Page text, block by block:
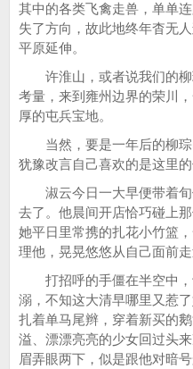
其中的各类飞禽走兽，单单
失了方向，故此地终年杳无
平原延伸。
许淮山，或者说我们的柳
考量，来到雍州边界的荣川
厚的屯兵宝地。
当然，要是一年后的柳琮
犹豫改言自己喜欢的是这里的
淑云今日一大早便带着旬
去了。他晨间开店恰巧碰上
她平日里常携的扎花小竹篮
理他，晃晃悠悠从自己面前走
打招呼的手僵在半空中，
溺，不知这大清早哪里又惹
扎着单马尾辫，穿着新买的
溢、漂漂亮亮的少女回过头
眉弄眼两下，似是跟他对暗